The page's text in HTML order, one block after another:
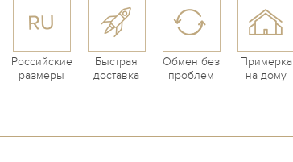
Российские
размеры
Быстрая
доставка
Обмен без
проблем
Примерка
на дому